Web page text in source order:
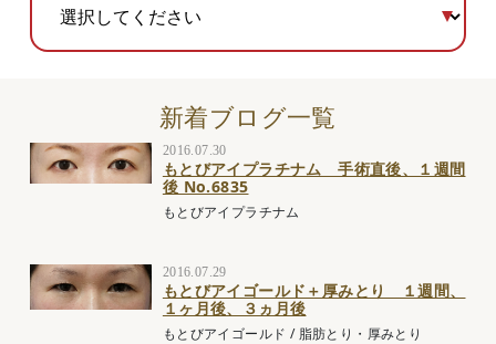
新着ブログ一覧
2016.07.30
もとびアイプラチナム 手術直後、１週間
後 No.6835
もとびアイプラチナム
2016.07.29
もとびアイゴールド＋厚みとり １週間、
１ヶ月後、３ヵ月後
もとびアイゴールド / 脂肪とり・厚みとり